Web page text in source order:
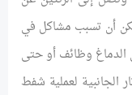
أن تسبب مشاكل في
وظائف أو حتى
الجانبية لعملية شفط